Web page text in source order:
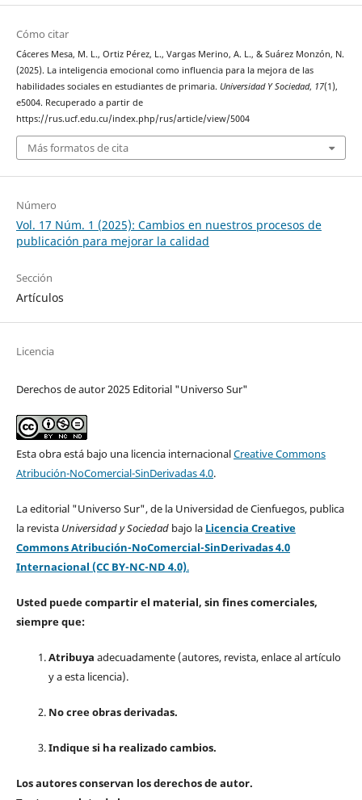
Cómo citar
Cáceres Mesa, M. L., Ortiz Pérez, L., Vargas Merino, A. L., & Suárez Monzón, N.
(2025). La inteligencia emocional como influencia para la mejora de las
habilidades sociales en estudiantes de primaria. Universidad Y Sociedad, 17(1),
e5004. Recuperado a partir de
https://rus.ucf.edu.cu/index.php/rus/article/view/5004
Más formatos de cita
Número
Vol. 17 Núm. 1 (2025): Cambios en nuestros procesos de
publicación para mejorar la calidad
Sección
Artículos
Licencia
Derechos de autor 2025 Editorial "Universo Sur"
Esta obra está bajo una licencia internacionalCreative Commons
Atribución-NoComercial-SinDerivadas 4.0.
La editorial "Universo Sur", de la Universidad de Cienfuegos, publica
la revista Universidad y Sociedad bajo la Licencia Creative
Commons Atribución-NoComercial-SinDerivadas 4.0
Internacional (CC BY-NC-ND 4.0).
Usted puede compartir el material, sin fines comerciales,
siempre que:
Atribuya adecuadamente (autores, revista, enlace al artículo
y a esta licencia).
No cree obras derivadas.
Indique si ha realizado cambios.
Los autores conservan los derechos de autor.